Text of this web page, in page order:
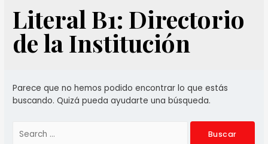
Literal B1: Directorio
de la Institución
Parece que no hemos podido encontrar lo que estás
buscando. Quizá pueda ayudarte una búsqueda.